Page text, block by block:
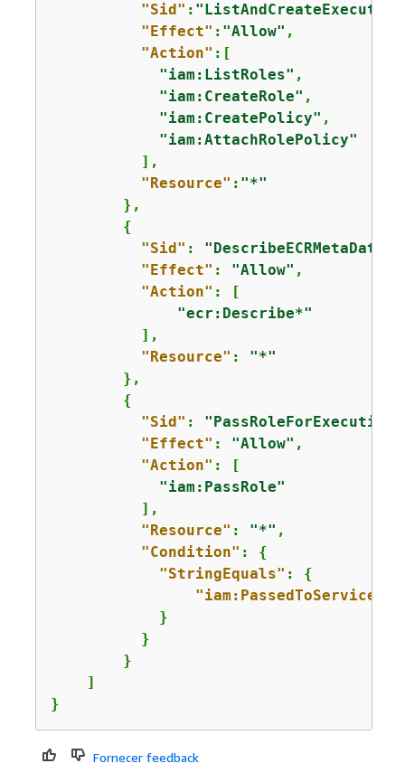
"Sid" :
"Effect" : "Allow" ,
"Action" :[
"iam:ListRoles" ,
"iam:CreateRole" ,
"iam:CreatePolicy" ,
"iam:AttachRolePolicy"
          ],
"Resource" : "*"
        },
{
"Sid" : "DescribeECRMetaData"
"Effect" : "Allow" ,
"Action" : [
"ecr:Describe*"
          ],
"Resource" : "*"
        },
{
"Sid" :
"Effect" : "Allow" ,
"Action" : [
"iam:PassRole"
          ],
"Resource" : "*" ,
"Condition" : {
"StringEquals" : {
"iam:PassedToService"
            }
          }
        }
    ]
}
Fornecer feedback